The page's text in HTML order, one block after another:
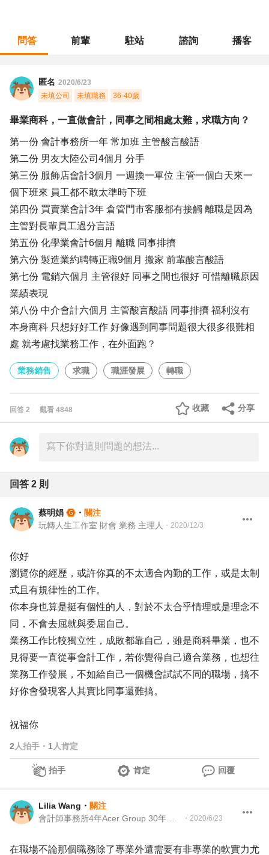
問答 前輩 駐站 諮詢 播客
匿名 2020/6/23
未填公司
未填職務 36-40歲
畢業商科，一直做會計，同事之間相處太難，求職方向？
第一份 會計事務所一年 常加班 主管酸言酸語
第二份 男友大陸公司4個月 分手
第三份 服飾店會計3個月 一週換一單位 主管一個白天來一
個下班來 員工都不敢太準時下班
第四份 買賣業會計3年 倉管門市客服都有接觸 離職是因為
主管對長輩員工過分言語
第五份 化學業會計6個月 離職 同事排擠
第六份 製造業約聘轉正職9個月 搬家 前輩酸言酸語
第七份 電銷六個月 主管很好 同事之間也很好 可惜離職原因
業績表現
第八份 中介會計六個月 主管酸言酸語 同事排擠 福利沒有
本身商科 只想好好工作 好像遇到同事問題很大很多很難相
處 就考慮找業務工作，在外面跑？
業務銷售 求職 職涯發展 轉職
回答 2 觀看 4848 分享
收藏
回答 2 則
蔡明娟 ・ 關注
玩轉人生工作室 財會 業務 主理人 ・ 2020/12/3
你好
瀏覽你的經歷，或許你真的不太適合內勤的工作，或是太制
式且有規律性的工作。
你本身也算是挺有個性的人，對於不太合乎情理或是理念不
同，不會去屈就與委屈自己。
業務工作比較獨立性，成敗都靠自己，雖是商科畢業，也不
見得要一直從事會計工作，若你覺得自己適合業務，也想往
業務工作發展，不如給自己一個機會試試不同的職場，搞不
好你會發現客人其實比同事還難搞。
祝福你
2 人拍手 ・ 1 人肯定
拍手 肯定 回覆
Lilia Wang ・ 關注
・ 2020/6/23
在職場不論那個職務除了專業外還需要有非專業的軟實力尤